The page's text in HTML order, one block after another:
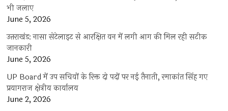
भी जलाए
June 5, 2026
उत्तराखंड: नासा सेटेलाइट से आरक्षित वन में लगी आग की मिल रही सटीक
जानकारी
June 5, 2026
UP Board में उप सचिवों के रिक्त दो पदों पर नई तैनाती, रमाकांत सिंह गए
प्रयागराज क्षेत्रीय कार्यालय
June 2, 2026